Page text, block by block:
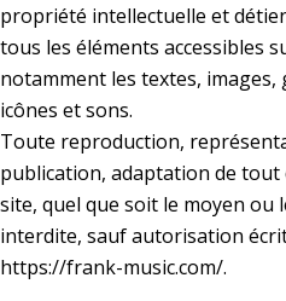
propriété intellectuelle et
tous les éléments accessibles
notamment les textes, images,
icônes et sons.
Toute reproduction,
publication, adaptation de
site, quel que soit le moyen ou
interdite, sauf autorisation
https://frank-music.com/.